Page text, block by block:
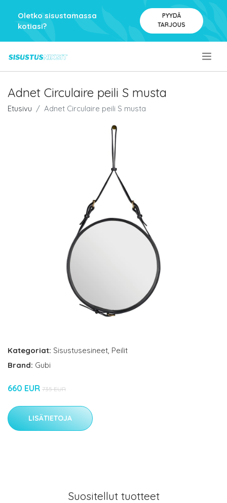
Oletko sisustamassa
kotiasi?
PYYDÄ
TARJOUS
Adnet Circulaire peili S musta
Etusivu Adnet Circulaire peili S musta
Kategoriat: Sisustusesineet, Peilit
Brand: Gubi
660 EUR 735 EUR
LISÄTIETOJA
Suositellut tuotteet